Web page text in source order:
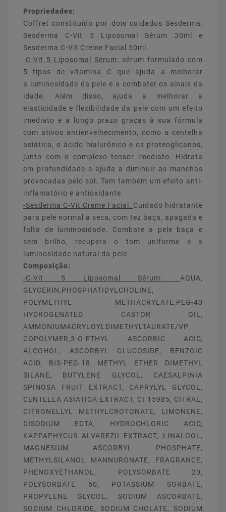
Propriedades:
Coffret constituído por dois cuidados Sesderma:
Sesderma C-Vit 5 Liposomal Sérum 30ml e
Sesderma C-Vit Creme Facial 50ml.
-C-Vit 5 Liposomal Sérum: sérum formulado com
5 tipos de vitamina C que ajuda a melhorar
a luminosidade da pele e a combater os sinais da
idade. Além disso, ajuda a melhorar a
elasticidade e flexibilidade da pele com um efeito
imediato e a longo prazo graças à sua fórmula
com ativos antienvelhecimento, como a centelha
asiática, o ácido hialurónico e os proteoglicanos,
junto com o complexo tensor imediato. Hidrata
em profundidade e ajuda a diminuir as manchas
provocadas pelo sol. Tem também um efeito anti-
inflamatório e antioxidante.
-Sesderma C-Vit Creme Facial: Cuidado hidratante
para pele normal a seca, com tez baça, apagada e
falta de luminosidade. Combate a pele baça e
sem brilho, recupera o tom uniforme e a
luminosidade natural da pele.
Composição:
-C-Vit 5 Liposomal Sérum: AQUA,
GLYCERIN,PHOSPHATIDYLCHOLINE,
POLYMETHYL METHACRYLATE,PEG-40
HYDROGENATED CASTOR OIL,
AMMONIUMACRYLOYLDIMETHYLTAURATE/VP
COPOLYMER,3-O-ETHYL ASCORBIC ACID,
ALCOHOL, ASCORBYL GLUCOSIDE, BENZOIC
ACID, BIS-PEG-18 METHYL ETHER DIMETHYL
SILANE, BUTYLENE GLYCOL, CAESALPINIA
SPINOSA FRUIT EXTRACT, CAPRYLYL GLYCOL,
CENTELLA ASIATICA EXTRACT, CI 15985, CITRAL,
CITRONELLYL METHYLCROTONATE, LIMONENE,
DISODIUM EDTA, HYDROCHLORIC ACID,
KAPPAPHYCUS ALVAREZII EXTRACT, LINALOOL,
MAGNESIUM ASCORBYL PHOSPHATE,
METHYLSILANOL MANNURONATE, FRAGRANCE,
PHENOXYETHANOL, POLYSORBATE 20,
POLYSORBATE 60, POTASSIUM SORBATE,
PROPYLENE GLYCOL, SODIUM ASCORBATE,
SODIUM CHLORIDE, SODIUM CHOLATE, SODIUM